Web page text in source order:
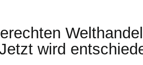
wird